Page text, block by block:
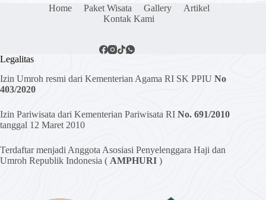
Home Paket Wisata Gallery
Artikel
Kontak Kami
Legalitas
Izin Umroh resmi dari Kementerian Agama RI SK PPIU No
403/2020
Izin Pariwisata dari Kementerian Pariwisata RI No. 691/2010
tanggal 12 Maret 2010
Terdaftar menjadi Anggota Asosiasi Penyelenggara Haji dan
Umroh Republik Indonesia ( AMPHURI )